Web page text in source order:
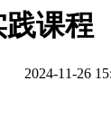
践课程
2024-11-26